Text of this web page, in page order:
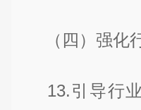
（四）强化
13.引导行业